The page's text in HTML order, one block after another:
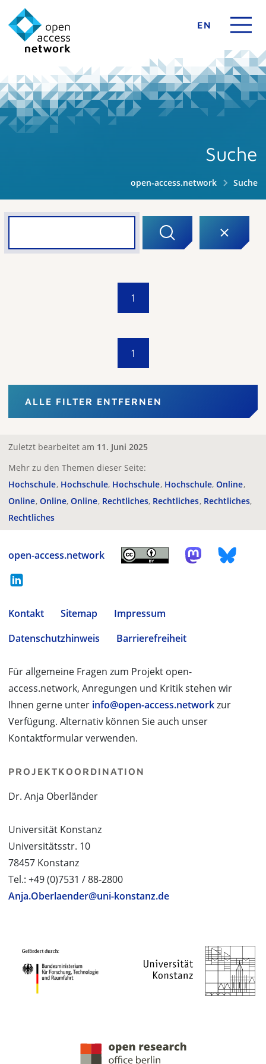
EN
Suche
open-access.network Suche
1
1
ALLE FILTER ENTFERNEN
Zuletzt bearbeitet am 11. Juni 2025
Mehr zu den Themen dieser Seite:
Hochschule Hochschule Hochschule Hochschule Online
Online Online Online Rechtliches Rechtliches Rechtliches
Rechtliches
open-access.network
Kontakt Sitemap
Impressum
Datenschutzhinweis
Barrierefreiheit
Für allgemeine Fragen zum Projekt open-
access.network, Anregungen und Kritik stehen wir
Ihnen gerne unter info@open-access.networkzur
Verfügung. Alternativ können Sie auch unser
Kontaktformular verwenden.
PROJEKTKOORDINATION
Dr. Anja Oberländer
Universität Konstanz
Universitätsstr. 10
78457 Konstanz
Tel.: +49 (0)7531 / 88-2800
Anja.Oberlaender@uni-konstanz.de